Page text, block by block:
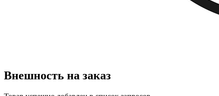
Внешность на заказ